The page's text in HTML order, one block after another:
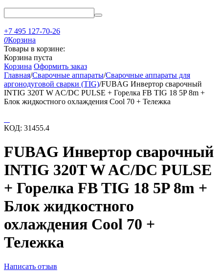
+7 495 127-70-26
0Корзина
Товары в корзине:
Корзина пуста
Корзина Оформить заказ
Главная/Сварочные аппараты/Сварочные аппараты для
аргонодуговой сварки (TIG)/FUBAG Инвертор сварочный
INTIG 320T W AC/DC PULSE + Горелка FB TIG 18 5P 8m +
Блок жидкостного охлаждения Cool 70 + Тележка
КОД: 31455.4
FUBAG Инвертор сварочный
INTIG 320T W AC/DC PULSE
+ Горелка FB TIG 18 5P 8m +
Блок жидкостного
охлаждения Cool 70 +
Тележка
Написать отзыв